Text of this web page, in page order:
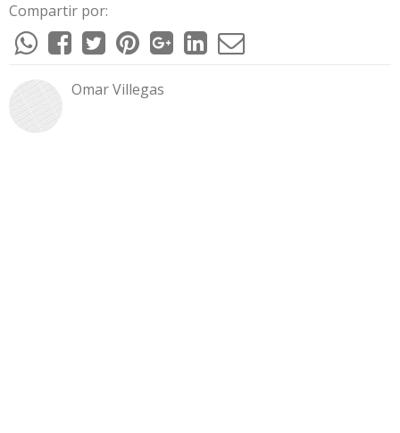
Compartir por:
Omar Villegas